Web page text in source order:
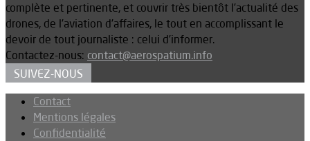
complète et pertinente, et couvrir très bientôt l’actualité des
drones, de l’aviation d’affaires, le tout en accomplissant le
devoir de tout journaliste : celui d’informer.
Contactez-nous: contact@aerospatium.info
SUIVEZ-NOUS
Contact
Mentions légales
Confidentialité